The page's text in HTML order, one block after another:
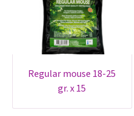
regular mouse 18-25
gr. x 15